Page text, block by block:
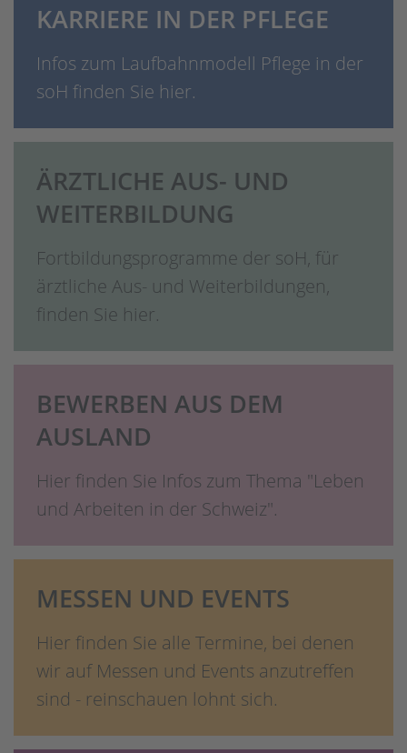
KARRIERE IN DER PFLEGE
Infos zum Laufbahnmodell Pflege in der
soH finden Sie hier.
ÄRZTLICHE AUS- UND
WEITERBILDUNG
Fortbildungsprogramme der soH, für
ärztliche Aus- und Weiterbildungen,
finden Sie hier.
BEWERBEN AUS DEM
AUSLAND
Hier finden Sie Infos zum Thema "Leben
und Arbeiten in der Schweiz".
MESSEN UND EVENTS
Hier finden Sie alle Termine, bei denen
wir auf Messen und Events anzutreffen
sind - reinschauen lohnt sich.